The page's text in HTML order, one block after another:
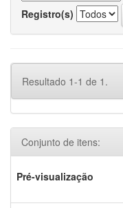
Registro(s)
Resultado 1-1 de 1.
Conjunto de itens:
Pré-visualização